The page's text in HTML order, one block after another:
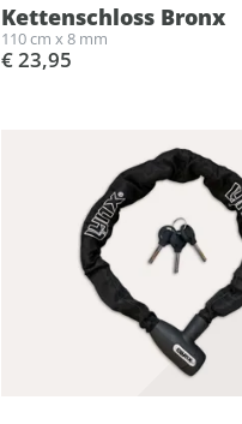
Kettenschloss Bronx
110 cm x 8 mm
€ 23,95